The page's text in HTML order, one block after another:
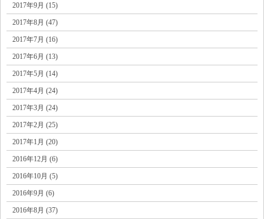
2017年9月 (15)
2017年8月 (47)
2017年7月 (16)
2017年6月 (13)
2017年5月 (14)
2017年4月 (24)
2017年3月 (24)
2017年2月 (25)
2017年1月 (20)
2016年12月 (6)
2016年10月 (5)
2016年9月 (6)
2016年8月 (37)